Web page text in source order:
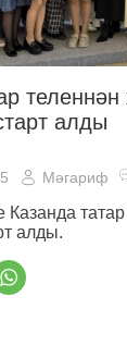
алды
Мәгариф
Казанда
алды.